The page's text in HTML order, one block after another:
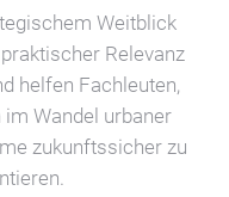
Weitblick
Relevanz
helfen Fachleuten,
im Wandel urbaner
zukunftssicher zu